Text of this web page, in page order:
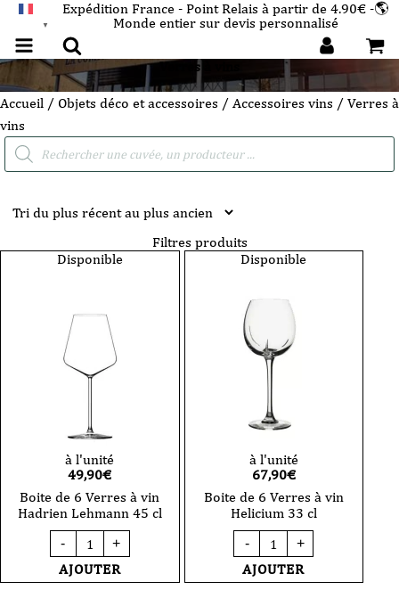
▼
Expédition France - Point Relais à partir de 4.90€ -🌎
Monde entier sur devis personnalisé
Verres à vins
Accueil / Objets déco et accessoires / Accessoires vins / Verres à
vins
Recherche
Filtres produits
Disponible
à l'unité
49,90€
Boite de 6 Verres à vin
Hadrien Lehmann 45 cl
-
quantité
de
Boite
de
+
AJOUTER
Disponible
à l'unité
67,90€
Boite de 6 Verres à vin
Helicium 33 cl
-
quantité
de
Boite
de
+
AJOUTER